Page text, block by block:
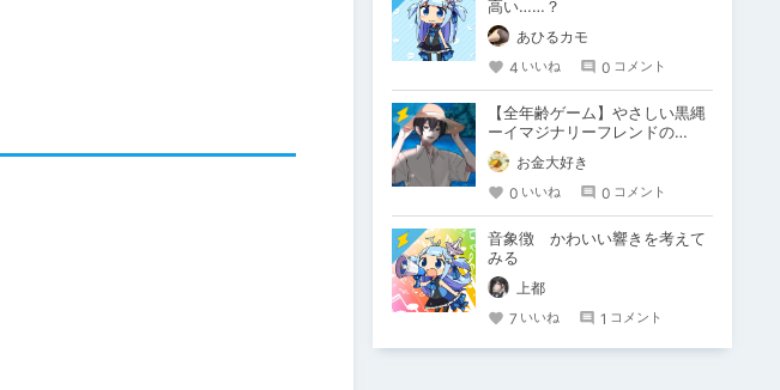
高い……？
あひるカモ
4 いいね 0 コメント
【全年齢ゲーム】やさしい黒縄
ーイマジナリーフレンドの
「彼」と過ごすおぼんやすみー
お金大好き
0 いいね 0 コメント
音象徴 かわいい響きを考えて
みる
上都
7 いいね 1 コメント